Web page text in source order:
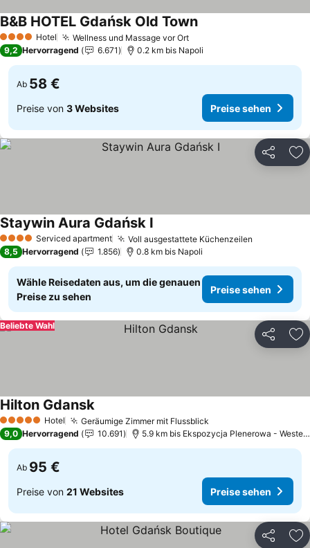
4 Sterne Hotel Wellness und Massage vor Ort
B&B HOTEL Gdańsk Old Town
9,2 Hervorragend 6.671 0.2 km bis Napoli
Ab 58 €
Preise von 3 Websites Preise sehen
Teilen
4 Sterne Serviced apartment Voll ausgestattete Küchenzeilen
Staywin Aura Gdańsk I
8,5 Hervorragend 1.856 0.8 km bis Napoli
Wähle Reisedaten aus, um die genauen
Preise zu sehen
Preise sehen
Teilen
Beliebte Wahl
5 Sterne Hotel Geräumige Zimmer mit Flussblick
Hilton Gdansk
9,0 Hervorragend 10.691 5.9 km bis Ekspozycja Plenerowa - Westerplatte
Ab 95 €
Preise von 21 Websites Preise sehen
Teilen